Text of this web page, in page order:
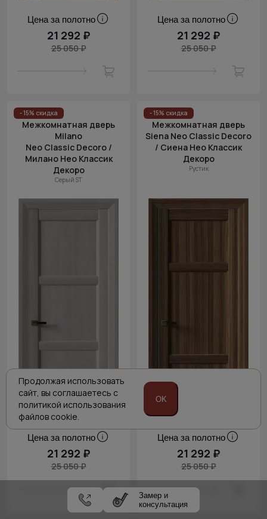
Цена за полотно
21 292 ₽
25 050 ₽
Цена за полотно
21 292 ₽
25 050 ₽
- 15% скидка
Межкомнатная дверь
Milano
Neo Classic Decoro /
Милано Нео Классик
Декоро
Серый ST
Цена за полотно
21 292 ₽
25 050 ₽
- 15% скидка
Межкомнатная дверь
Siena Neo Classic Decoro
/ Сиена Нео Классик
Декоро
Рустик
Цена за полотно
21 292 ₽
25 050 ₽
Замер и
консультация
Продолжая использовать
сайт, вы соглашаетесь с
политикой использования
файлов cookie.
OK